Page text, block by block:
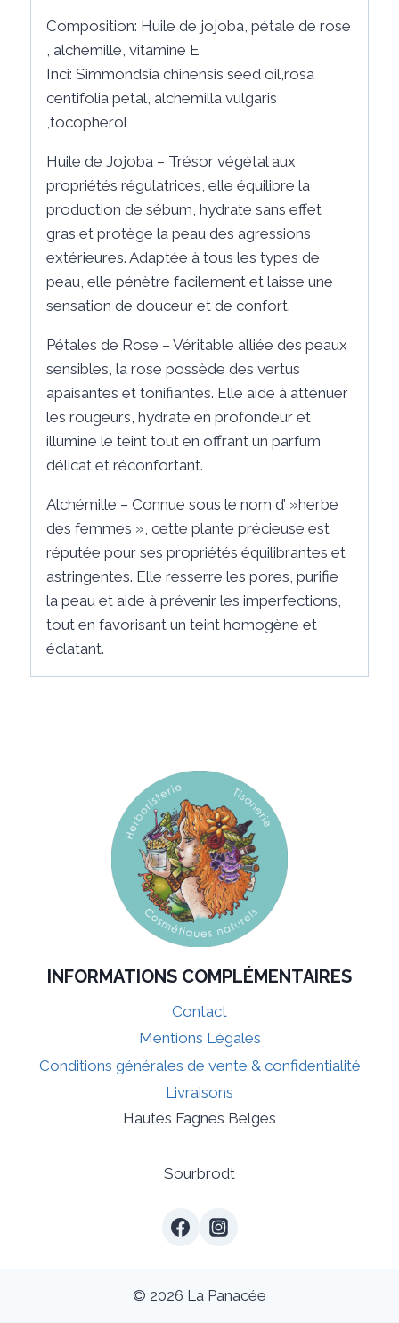
Composition: Huile de jojoba, pétale de rose
, alchémille, vitamine E
Inci: Simmondsia chinensis seed oil,rosa
centifolia petal, alchemilla vulgaris
,tocopherol
Huile de Jojoba – Trésor végétal aux
propriétés régulatrices, elle équilibre la
production de sébum, hydrate sans effet
gras et protège la peau des agressions
extérieures. Adaptée à tous les types de
peau, elle pénètre facilement et laisse une
sensation de douceur et de confort.
Pétales de Rose – Véritable alliée des peaux
sensibles, la rose possède des vertus
apaisantes et tonifiantes. Elle aide à atténuer
les rougeurs, hydrate en profondeur et
illumine le teint tout en offrant un parfum
délicat et réconfortant.
Alchémille – Connue sous le nom d’ »herbe
des femmes », cette plante précieuse est
réputée pour ses propriétés équilibrantes et
astringentes. Elle resserre les pores, purifie
la peau et aide à prévenir les imperfections,
tout en favorisant un teint homogène et
éclatant.
INFORMATIONS COMPLÉMENTAIRES
Contact
Mentions Légales
Conditions générales de vente & confidentialité
Livraisons
Hautes Fagnes Belges
Sourbrodt
© 2026 La Panacée